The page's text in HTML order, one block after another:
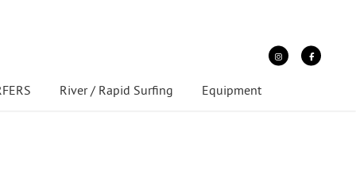
River / Rapid Surfing Equipment